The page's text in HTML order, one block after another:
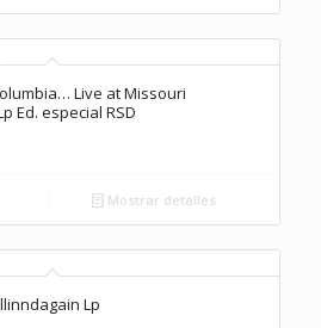
Live at Missouri
Ed. especial RSD
Mostrar detalles
Lp